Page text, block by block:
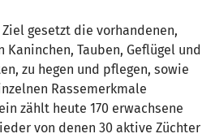
gesetzt die vorhandenen,
Kaninchen, Tauben, Geflügel und
zu hegen und pflegen, sowie
Rassemerkmale
zählt heute 170 erwachsene
von denen 30 aktive Züchter